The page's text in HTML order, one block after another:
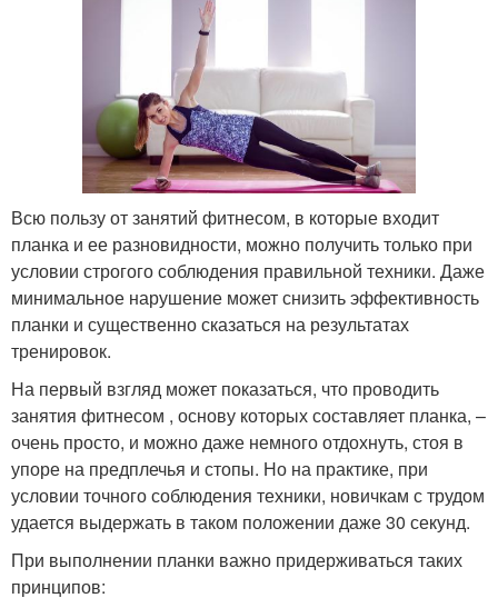
Всю пользу от занятий фитнесом, в которые входит
планка и ее разновидности, можно получить только при
условии строгого соблюдения правильной техники. Даже
минимальное нарушение может снизить эффективность
планки и существенно сказаться на результатах
тренировок.
На первый взгляд может показаться, что проводить
занятия фитнесом , основу которых составляет планка, –
очень просто, и можно даже немного отдохнуть, стоя в
упоре на предплечья и стопы. Но на практике, при
условии точного соблюдения техники, новичкам с трудом
удается выдержать в таком положении даже 30 секунд.
При выполнении планки важно придерживаться таких
принципов: